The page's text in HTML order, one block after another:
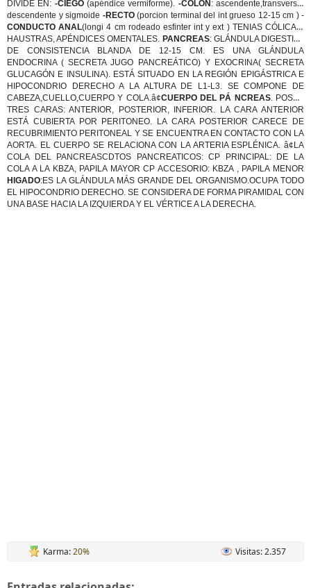
DIVIDE EN: -CIEGO(apéndice vermiforme). -COLON : ascendente,transverso,
descendente y sigmoide -RECTO(porcion terminal del int grueso 12-15 cm ) -
CONDUCTO ANAL(longi 4 cm rodeado esfinter int y ext ) TENIAS CÓLICAS,
HAUSTRAS, APÉNDICES OMENTALES. PANCREAS: GLÁNDULA DIGESTIVA
DE CONSISTENCIA BLANDA DE 12-15 CM. ES UNA GLÁNDULA
ENDOCRINA ( SECRETA JUGO PANCREÁTICO) Y EXOCRINA( SECRETA
GLUCAGÓN E INSULINA). ESTÁ SITUADO EN LA REGIÓN EPIGÁSTRICA E
HIPOCONDRIO DERECHO A LA ALTURA DE L1-L3. SE COMPONE DE
CABEZA,CUELLO,CUERPO Y COLA.â¢CUERPO DEL PÁ NCREAS. POSEE
TRES CARAS: ANTERIOR, POSTERIOR, INFERIOR. LA CARA ANTERIOR
ESTÁ CUBIERTA POR PERITONEO. LA CARA POSTERIOR CARECE DE
RECUBRIMIENTO PERITONEAL Y SE ENCUENTRA EN CONTACTO CON LA
AORTA. EL CUERPO SE RELACIONA CON LA ARTERIA ESPLÉNICA. â¢LA
COLA DEL PANCREASCDTOS PANCREATICOS: CP PRINCIPAL: DE LA
COLA A LA KBZA, PAPILA MAYOR CP ACCESORIO: KBZA , PAPILA MENOR
HIGADO:ES LA GLÁNDULA MÁS GRANDE DEL ORGANISMO.OCUPA TODO
EL HIPOCONDRIO DERECHO. SE CONSIDERA DE FORMA PIRAMIDAL CON
UNA BASE HACIA LA IZQUIERDA Y EL VÉRTICE A LA DERECHA.
Karma:20% Visitas: 2.357